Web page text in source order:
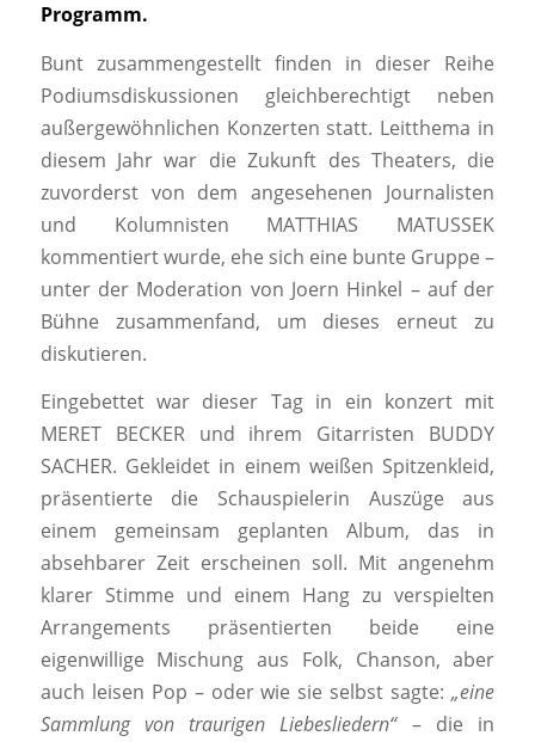
Programm.
Bunt zusammengestellt finden in dieser Reihe
Podiumsdiskussionen gleichberechtigt neben
außergewöhnlichen Konzerten statt. Leitthema in
diesem Jahr war die Zukunft des Theaters, die
zuvorderst von dem angesehenen Journalisten
und Kolumnisten MATTHIAS MATUSSEK
kommentiert wurde, ehe sich eine bunte Gruppe –
unter der Moderation von Joern Hinkel – auf der
Bühne zusammenfand, um dieses erneut zu
diskutieren.
Eingebettet war dieser Tag in ein konzert mit
MERET BECKER und ihrem Gitarristen BUDDY
SACHER. Gekleidet in einem weißen Spitzenkleid,
präsentierte die Schauspielerin Auszüge aus
einem gemeinsam geplanten Album, das in
absehbarer Zeit erscheinen soll. Mit angenehm
klarer Stimme und einem Hang zu verspielten
Arrangements präsentierten beide eine
eigenwillige Mischung aus Folk, Chanson, aber
auch leisen Pop – oder wie sie selbst sagte:„eine
Sammlung von traurigen Liebesliedern“– die in